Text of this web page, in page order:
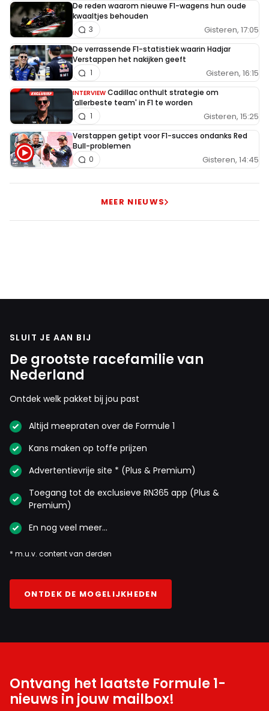
De reden waarom nieuwe F1-wagens hun oude
kwaaltjes behouden
Gisteren, 17:05
3
De verrassende F1-statistiek waarin Hadjar
Verstappen het nakijken geeft
Gisteren, 16:15
1
INTERVIEW Cadillac onthult strategie om
'allerbeste team' in F1 te worden
Gisteren, 15:25
1
Verstappen getipt voor F1-succes ondanks Red
Bull-problemen
Gisteren, 14:45
0
MEER NIEUWS
SLUIT JE AAN BIJ
De grootste racefamilie van
Nederland
Ontdek welk pakket bij jou past
Altijd meepraten over de Formule 1
Kans maken op toffe prijzen
Advertentievrije site * (Plus & Premium)
Toegang tot de exclusieve RN365 app (Plus &
Premium)
En nog veel meer…
* m.u.v. content van derden
ONTDEK DE MOGELIJKHEDEN
Ontvang het laatste Formule 1-
nieuws in jouw mailbox!